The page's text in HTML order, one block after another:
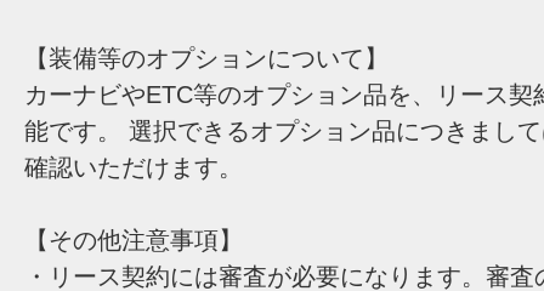
【装備等のオプションについて】
カーナビやETC等のオプション品を、リース契
能です。 選択できるオプション品につきまし
確認いただけます。
【その他注意事項】
・リース契約には審査が必要になります。審